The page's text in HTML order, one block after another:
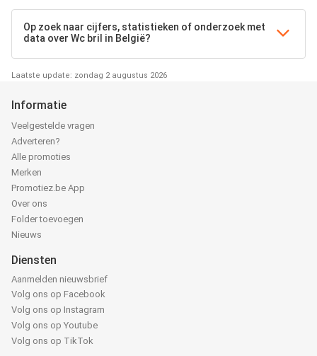
Op zoek naar cijfers, statistieken of onderzoek met
data over Wc bril in België?
Laatste update: zondag 2 augustus 2026
Informatie
Veelgestelde vragen
Adverteren?
Alle promoties
Merken
Promotiez.be App
Over ons
Folder toevoegen
Nieuws
Diensten
Aanmelden nieuwsbrief
Volg ons op Facebook
Volg ons op Instagram
Volg ons op Youtube
Volg ons op TikTok